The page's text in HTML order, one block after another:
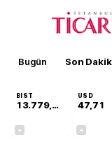
Bugün Son
BIST
13.779,39
USD
47,71